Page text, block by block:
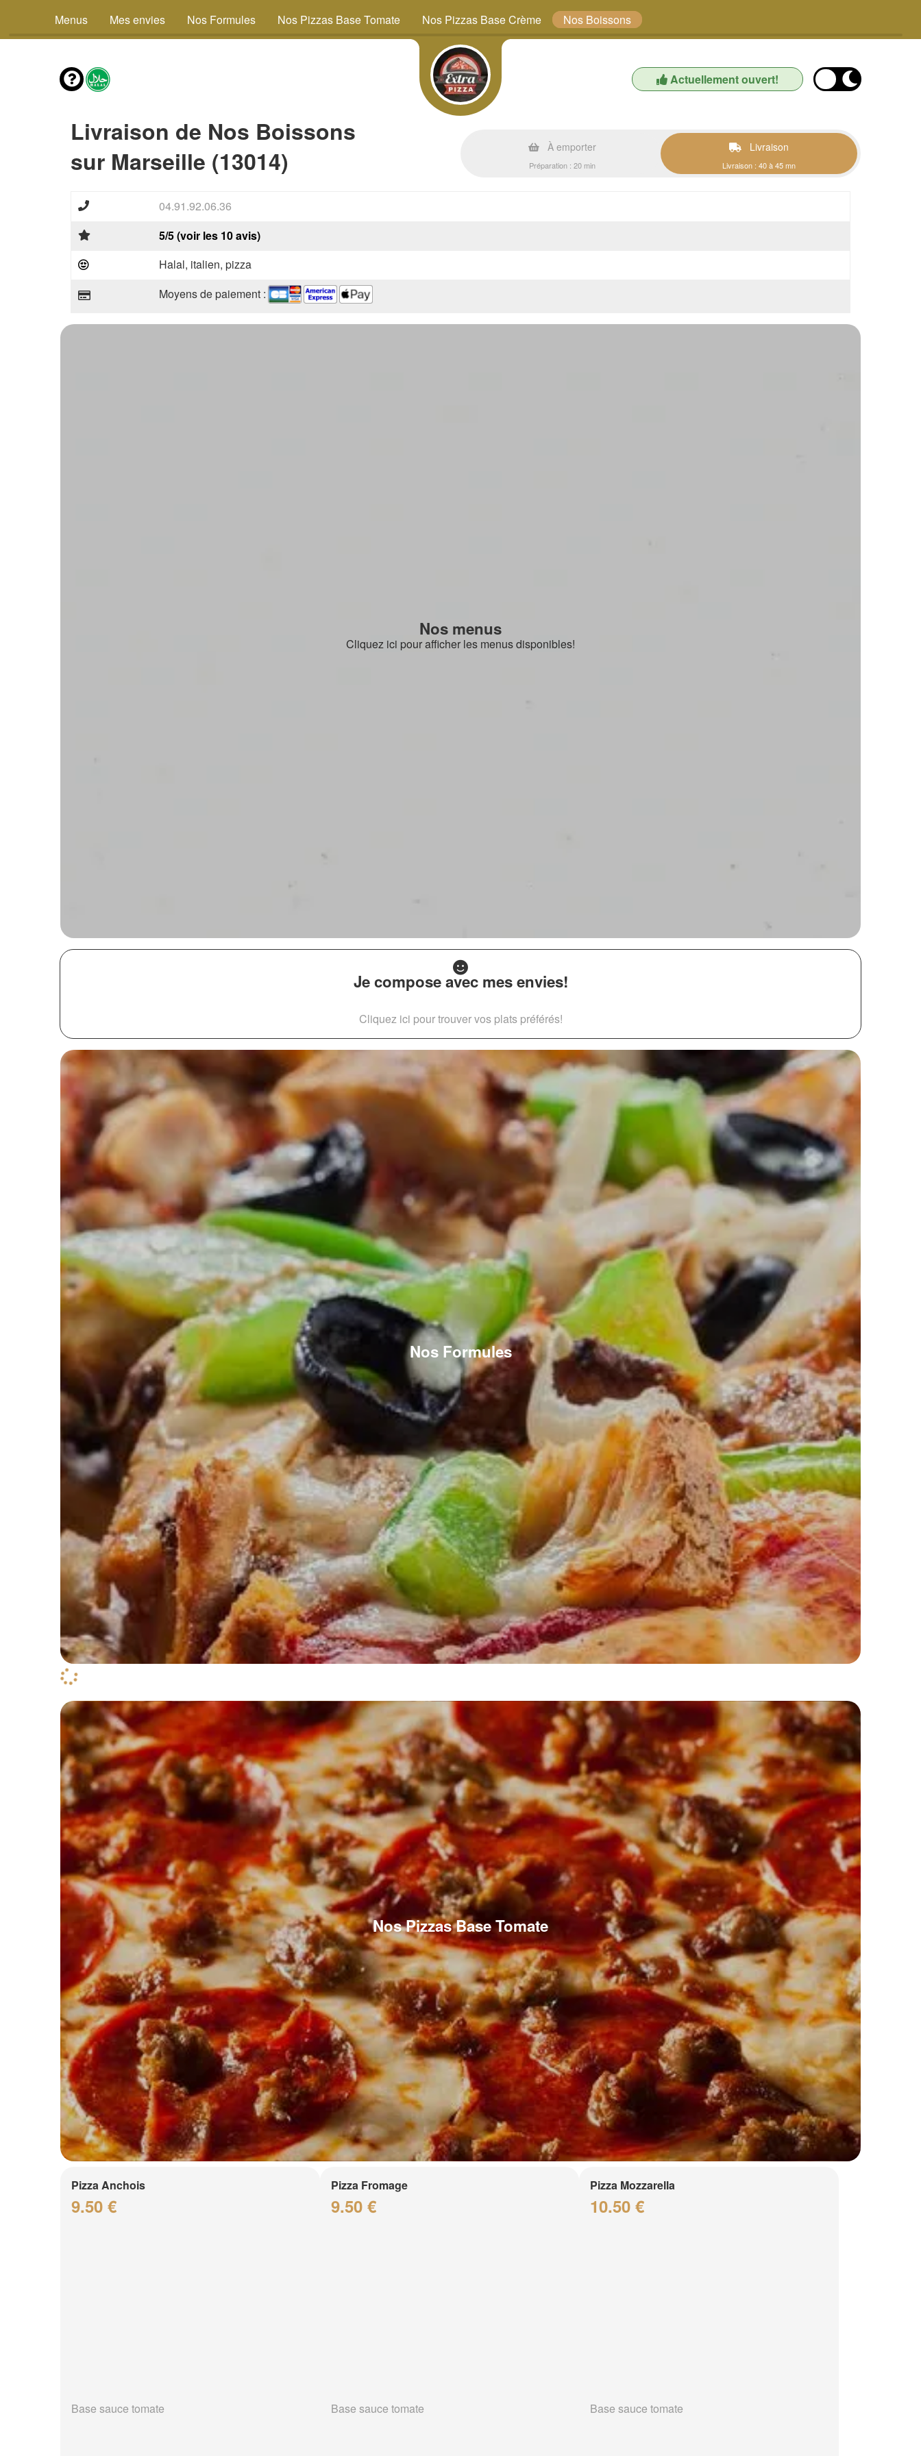
Menus Mes envies Nos Formules Nos Pizzas Base Tomate Nos Pizzas Base Crème Nos Boissons
Actuellement ouvert!
Livraison de Nos Boissons
sur Marseille (13014)
À emporter
Préparation : 20 min
Livraison
Livraison : 40 à 45 mn
04.91.92.06.36
5/5 (voir les 10 avis)
Halal, italien, pizza
Moyens de paiement :
Nos menus
Cliquez ici pour afficher les menus disponibles!
Je compose avec mes envies!
Cliquez ici pour trouver vos plats préférés!
Nos Formules
Nos Pizzas Base Tomate
Pizza Anchois
9.50 €
Base sauce tomate
Pizza Fromage
9.50 €
Base sauce tomate
Pizza Mozzarella
10.50 €
Base sauce tomate